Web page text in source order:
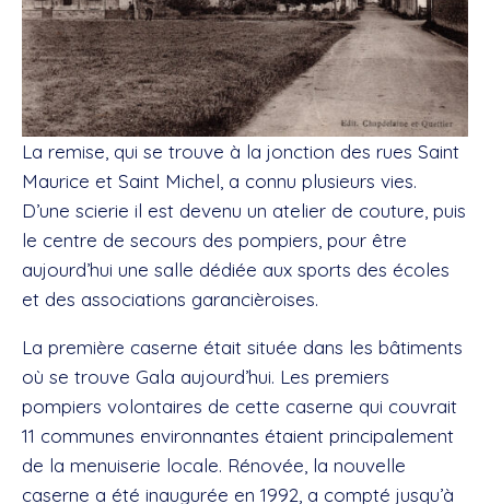
La remise, qui se trouve à la jonction des rues Saint
Maurice et Saint Michel, a connu plusieurs vies.
D’une scierie il est devenu un atelier de couture, puis
le centre de secours des pompiers, pour être
aujourd’hui une salle dédiée aux sports des écoles
et des associations garancièroises.
La première caserne était située dans les bâtiments
où se trouve Gala aujourd’hui. Les premiers
pompiers volontaires de cette caserne qui couvrait
11 communes environnantes étaient principalement
de la menuiserie locale. Rénovée, la nouvelle
caserne a été inaugurée en 1992, a compté jusqu’à